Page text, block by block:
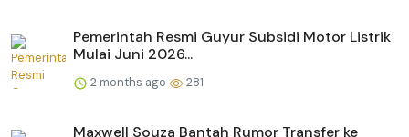
Pemerintah Resmi Guyur Subsidi Motor Listrik
Mulai Juni 2026...
2 months ago 281
Maxwell Souza Bantah Rumor Transfer ke